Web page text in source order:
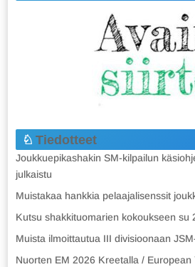
Tiedotteet
Joukkuepikashakin SM-kilpailun
julkaistu
Muistakaa hankkia pelaajalisenssit
Kutsu shakkituomarien kokoukseen su
Muista ilmoittautua III divisioonaan
Nuorten EM 2026 Kreetalla / European